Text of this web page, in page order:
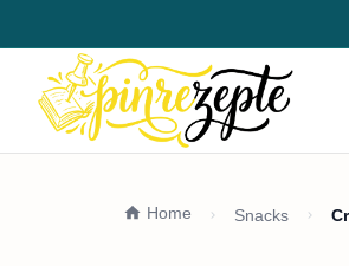
Home Snacks